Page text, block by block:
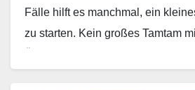
Fälle hilft es manchmal, ein
zu starten. Kein großes Tamtam